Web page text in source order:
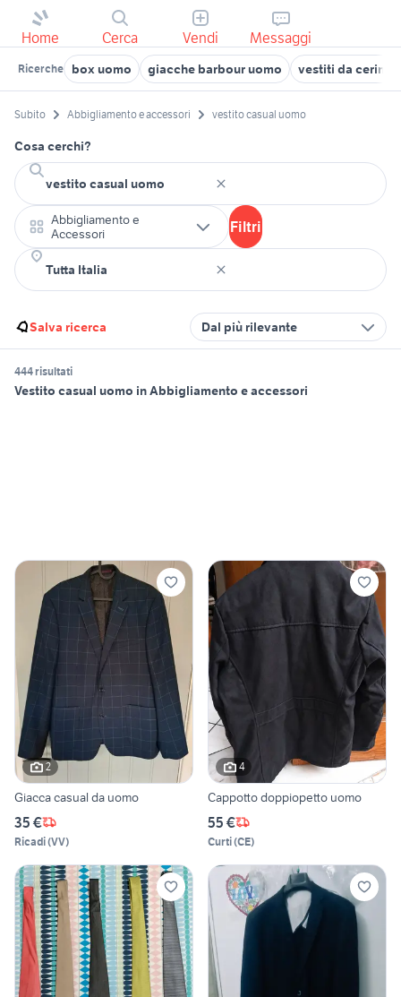
Home Cerca Vendi Messaggi
Ricerche box uomo giacche barbour uomo vestiti da
Subito Abbigliamento e accessori vestito casual uomo
Cosa cerchi?
Abbigliamento e
Accessori
Filtri
Salva ricerca Dal più rilevante
444 risultati
Vestito casual uomo in Abbigliamento e accessori
2
Giacca casual da uomo
35 €
Ricadi(VV)
4
Cappotto doppiopetto uomo
55 €
Curti(CE)